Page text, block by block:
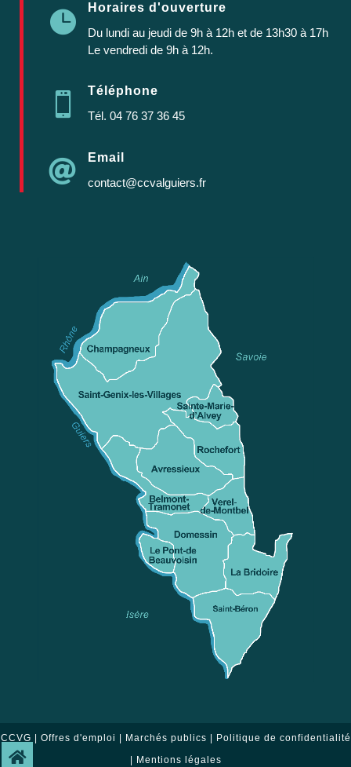

Horaires d'ouverture
Du lundi au jeudi de 9h à 12h et de 13h30 à 17h
Le vendredi de 9h à 12h.

Téléphone
Tél. 04 76 37 36 45

Email
contact@ccvalguiers.fr
CCVG | Offres d'emploi Marchés publics
Politique de confidentialité
Mentions légales